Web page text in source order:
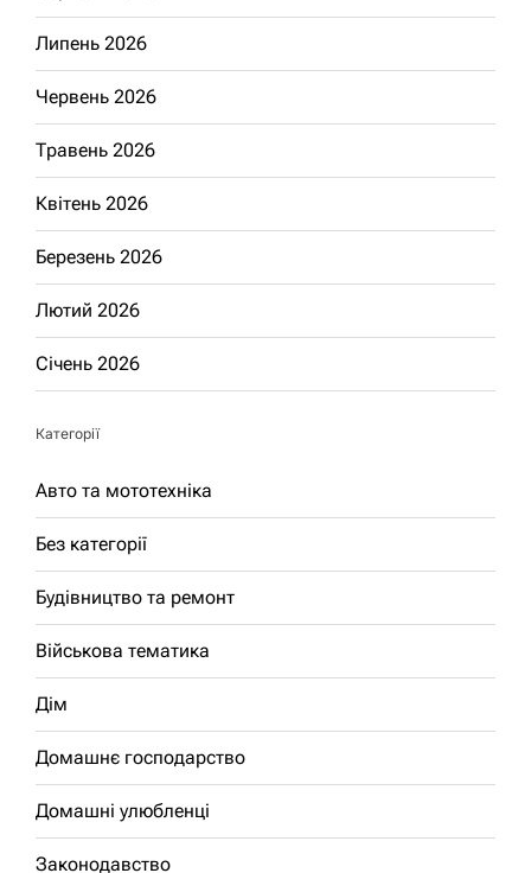
Липень 2026
Червень 2026
Травень 2026
Квітень 2026
Березень 2026
Лютий 2026
Січень 2026
Категорії
Авто та мототехніка
Без категорії
Будівництво та ремонт
Військова тематика
Дім
Домашнє господарство
Домашні улюбленці
Законодавство